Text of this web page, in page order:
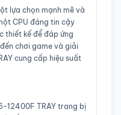
MHz
MHz
lựa chọn mạnh mẽ và
CPU đáng tin cậy
thiết kế để đáp ứng
chơi game và giải
cung cấp hiệu suất
12400F TRAY trang bị